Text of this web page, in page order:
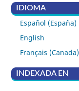
IDIOMA
Español (España)
English
Français (Canada)
INDEXADA EN